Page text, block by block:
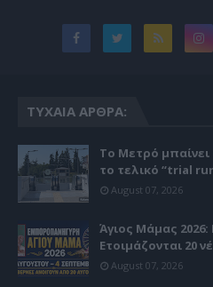
ΤΥΧΑΊΑ ΆΡΘΡΑ:
Το Μετρό μπαίνει
το τελικό “trial
August 07, 2026
Άγιος Μάμας 2026:
Ετοιμάζονται 20
August 07, 2026